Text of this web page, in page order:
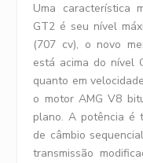
Uma característica
GT2 é seu nível
(707 cv), o novo
está acima do nível
quanto em
o motor AMG V8
plano. A potência é
de câmbio
transmissão